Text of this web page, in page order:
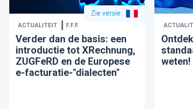
Zie versie:
ACTUALITEIT F.F.F.
Verder dan de basis: een
introductie tot XRechnung,
ZUGFeRD en de Europese
e-facturatie-"dialecten"
weten!